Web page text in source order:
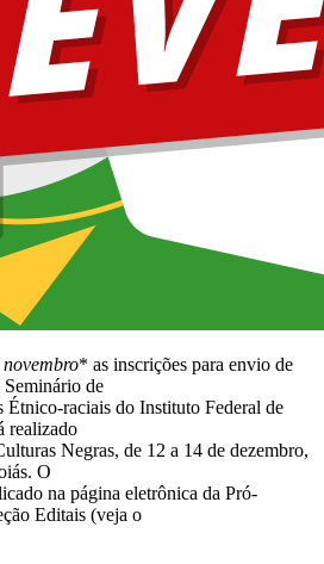
novembro* as inscrições para envio de
de
Étnico-raciais do Instituto Federal de
realizado
Negras, de 12 a 14 de dezembro,
O
na página eletrônica da Pró-
Editais (veja o